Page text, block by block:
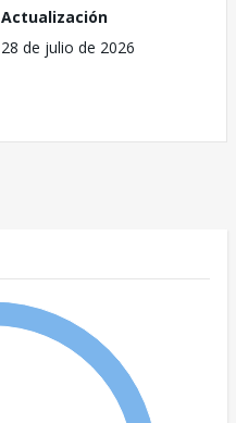
Actualización
28 de julio de 2026